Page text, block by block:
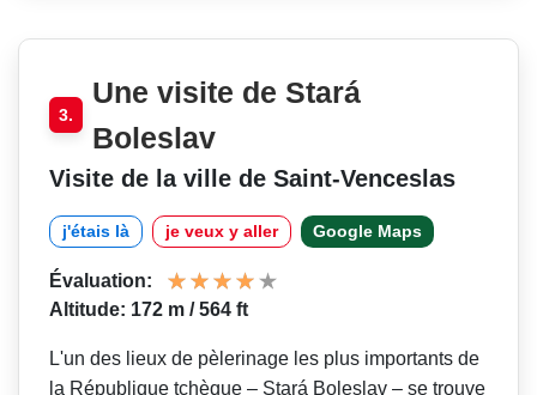
3.
Une visite de Stará
Boleslav
Visite de la ville de Saint-Venceslas
j'étais là je veux y aller Google Maps
Évaluation:
Altitude: 172 m / 564 ft
L'un des lieux de pèlerinage les plus importants de
la République tchèque – Stará Boleslav – se trouve